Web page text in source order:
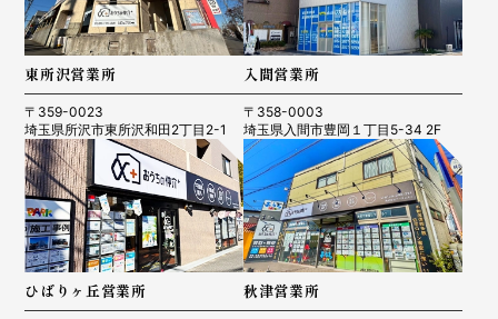
東所沢営業所
〒359-0023
埼玉県所沢市東所沢和田2丁目2-1
入間営業所
〒358-0003
埼玉県入間市豊岡１丁目5-34 2F
ひばりヶ丘営業所 秋津営業所